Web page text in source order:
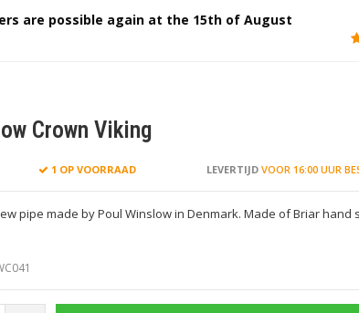
are possible again at the 15th of August
Crown Viking
1 OP VOORRAAD LEVERTIJDVOOR 16:00 UUR
pipe made by Poul Winslow in Denmark. Made of Briar hand